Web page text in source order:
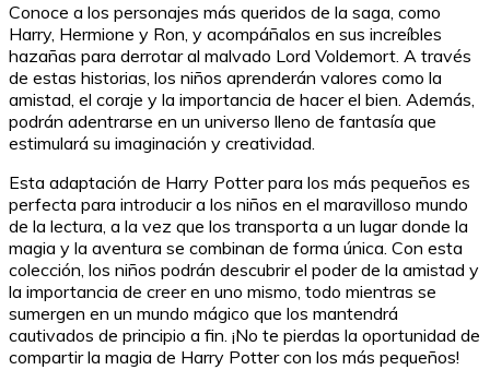
Conoce a los personajes más queridos de la saga, como
Harry, Hermione y Ron, y acompáñalos en sus increíbles
hazañas para derrotar al malvado Lord Voldemort. A través
de estas historias, los niños aprenderán valores como la
amistad, el coraje y la importancia de hacer el bien. Además,
podrán adentrarse en un universo lleno de fantasía que
estimulará su imaginación y creatividad.
Esta adaptación de Harry Potter para los más pequeños es
perfecta para introducir a los niños en el maravilloso mundo
de la lectura, a la vez que los transporta a un lugar donde la
magia y la aventura se combinan de forma única. Con esta
colección, los niños podrán descubrir el poder de la amistad y
la importancia de creer en uno mismo, todo mientras se
sumergen en un mundo mágico que los mantendrá
cautivados de principio a fin. ¡No te pierdas la oportunidad de
compartir la magia de Harry Potter con los más pequeños!